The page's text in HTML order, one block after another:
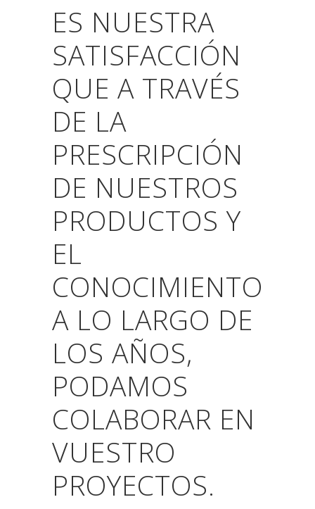
ES NUESTRA
SATISFACCIÓN
QUE A TRAVÉS
DE LA
PRESCRIPCIÓN
DE NUESTROS
PRODUCTOS Y
EL
CONOCIMIENTO
A LO LARGO DE
LOS AÑOS,
PODAMOS
COLABORAR EN
VUESTRO
PROYECTOS.